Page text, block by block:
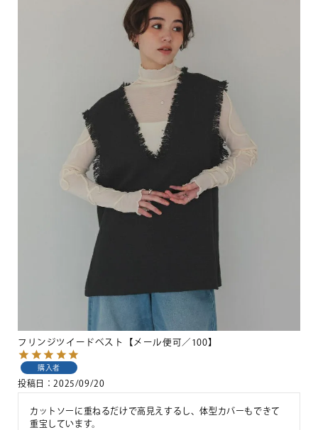
フリンジツイードベスト【メール便可／100】
購入者
投稿日 2025/09/20
カットソーに重ねるだけで高見えするし、体型カバーもできて
重宝しています。